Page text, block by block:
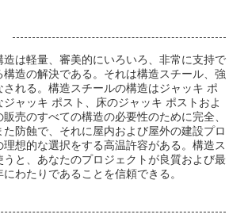
造は軽量、審美的にいろいろ、非常に支持で
構造の解決である。それは構造スチール、強
される。構造スチールの構造はジャッキ ポ
ジャッキ ポスト、床のジャッキ ポストおよ
売のすべての構造の必要性のために完全、
た防蝕で、それに屋内および屋外の建設プロ
理想的な選択をする高温許容がある。構造ス
うと、あなたのプロジェクトが良質および最
わたりであることを信頼できる。